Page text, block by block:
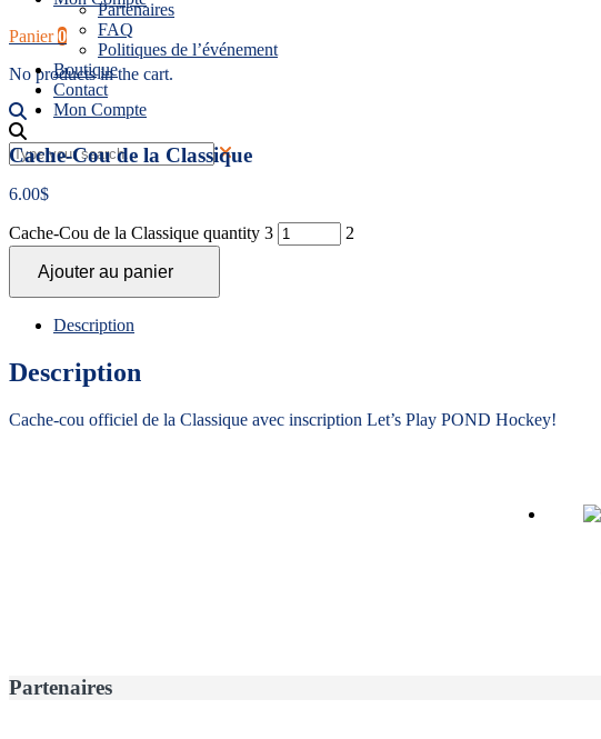
Panier 0
No products in the cart.
Partenaires
FAQ
Politiques de l’événement
Boutique
Contact
Mon Compte
Cache-Cou de la Classique
6.00$
Cache-Cou de la Classique quantity
Ajouter au panier
Description
Description
Cache-cou officiel de la Classique avec inscription Let’s Play POND Hockey!
Partenaires